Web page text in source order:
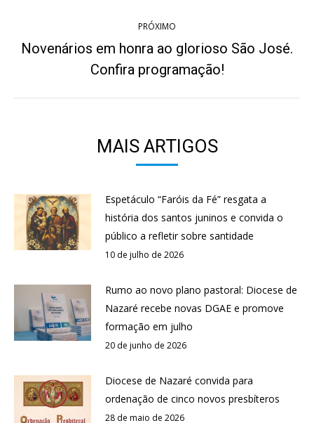
PRÓXIMO
Próximo
post:
Novenários em honra ao glorioso São José.
Confira programação!
MAIS ARTIGOS
Espetáculo “Faróis da Fé” resgata a
história dos santos juninos e convida o
público a refletir sobre santidade
10 de julho de 2026
Rumo ao novo plano pastoral: Diocese de
Nazaré recebe novas DGAE e promove
formação em julho
20 de junho de 2026
Diocese de Nazaré convida para
ordenação de cinco novos presbíteros
28 de maio de 2026